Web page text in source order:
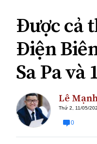
Chính sách
Đối thoại
Được cả
Điện
Sa Pa và
Lê
Thứ 2, 11/05/
0